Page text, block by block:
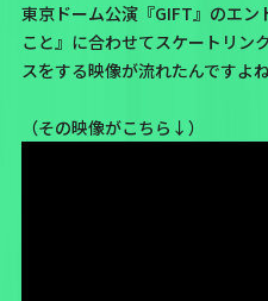
東京ドーム公演『GIFT』 のエン
こと』 に合わせてスケートリン
スをする映像が流れたんですよね
（その映像がこちら↓）